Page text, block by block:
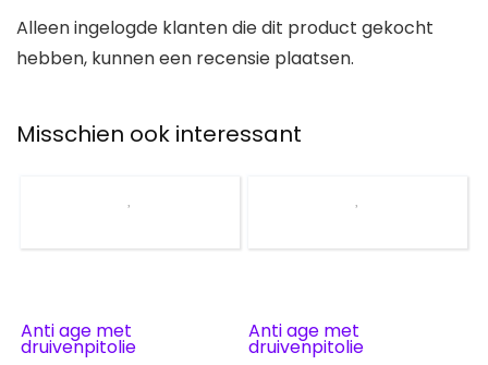
Alleen ingelogde klanten die dit product gekocht
hebben, kunnen een recensie plaatsen.
Misschien ook interessant
Anti age met
druivenpitolie
Anti age met
druivenpitolie